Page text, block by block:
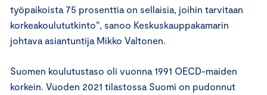
työpaikoista 75 prosenttia on sellaisia, joihin tarvitaan
korkeakoulututkinto”, sanoo Keskuskauppakamarin
johtava asiantuntija Mikko Valtonen.
Suomen koulutustaso oli vuonna 1991 OECD-maiden
korkein. Vuoden 2021 tilastossa Suomi on pudonnut